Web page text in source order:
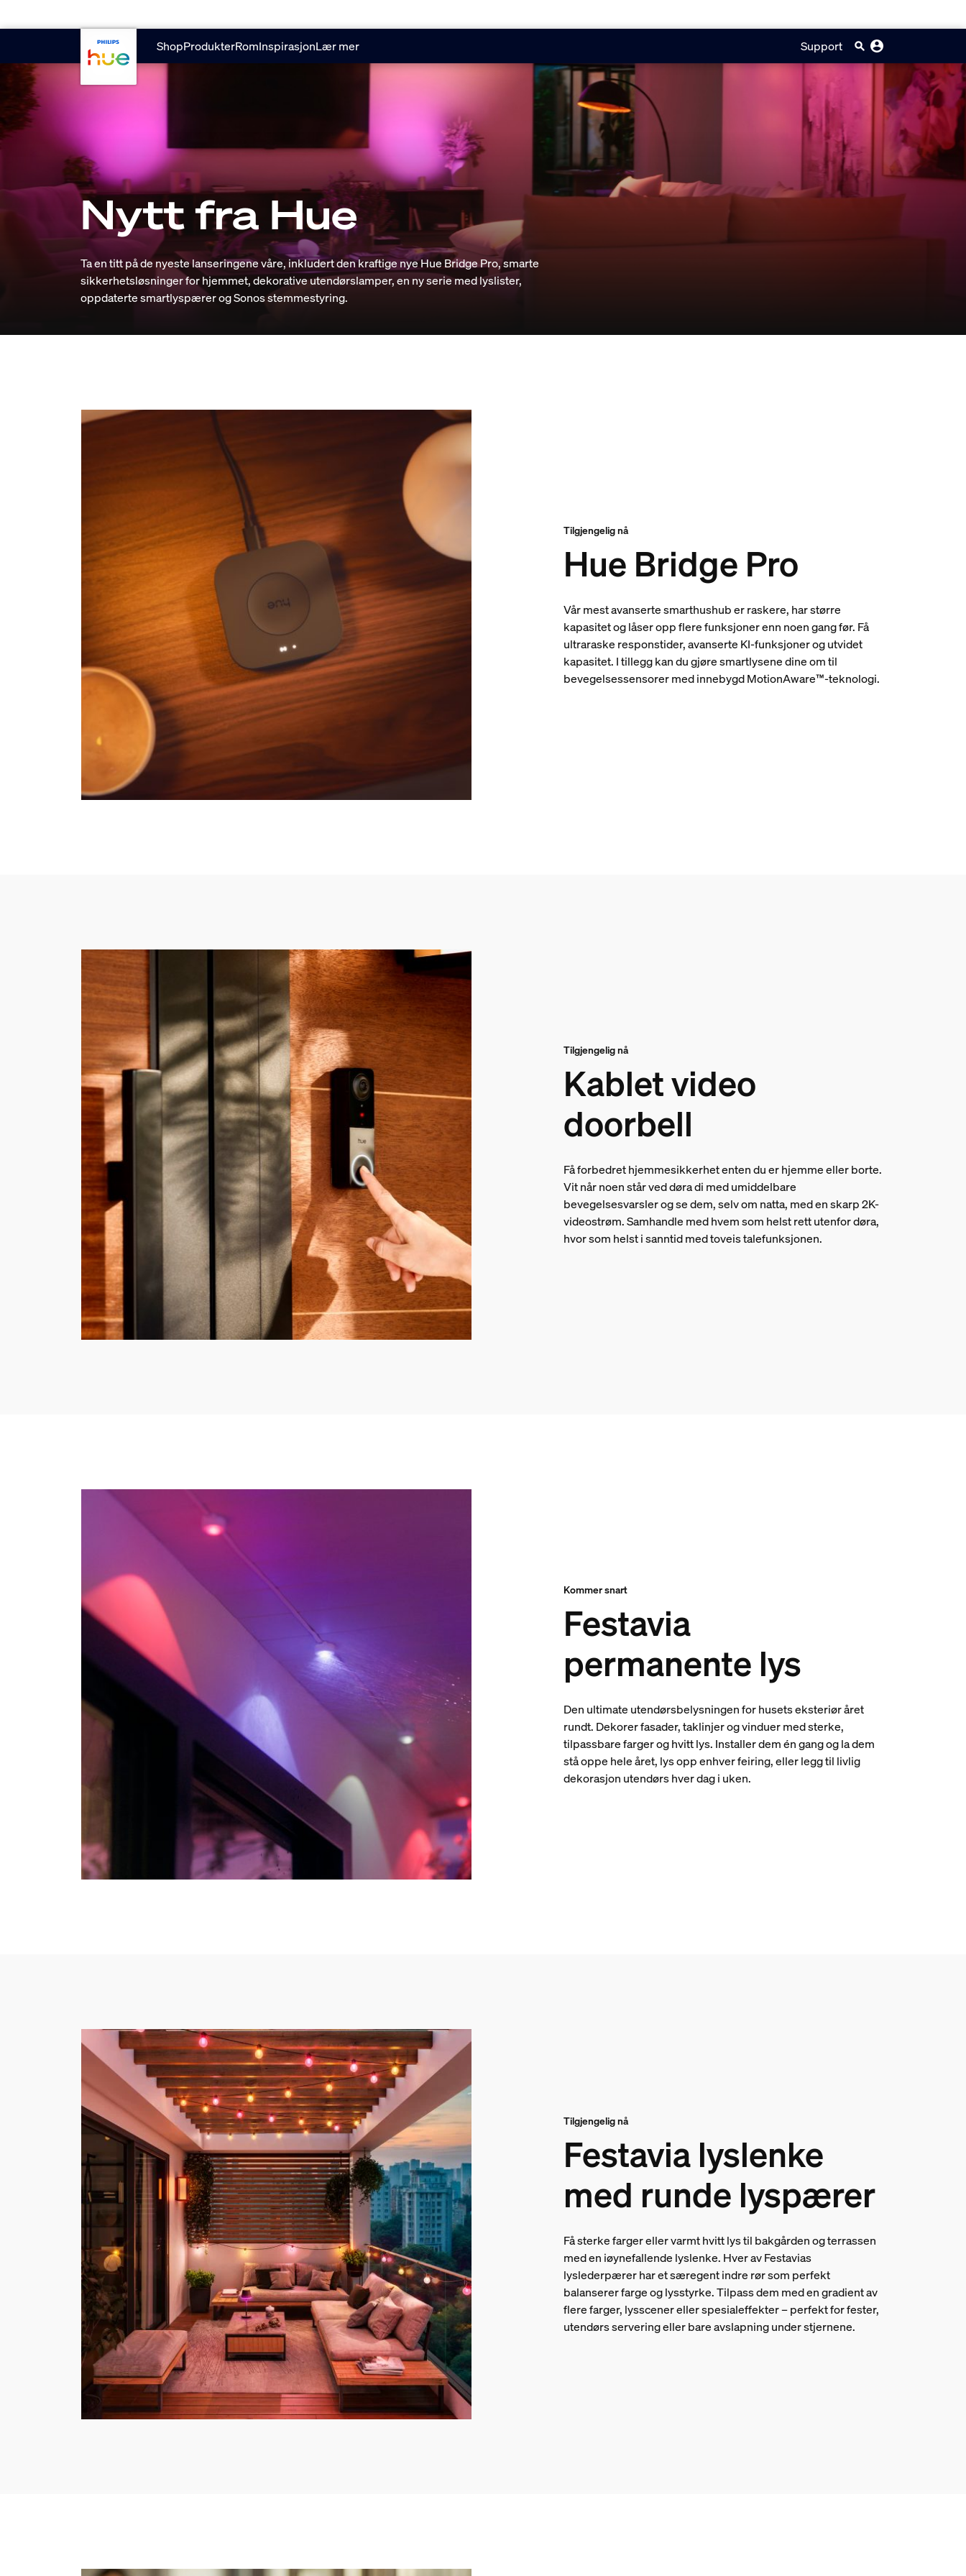
ShopProdukterRomInspirasjonLær mer Support
Nytt fra Hue
Ta en titt på de nyeste lanseringene våre, inkludert den kraftige nye Hue Bridge Pro, smarte
sikkerhetsløsninger for hjemmet, dekorative utendørslamper, en ny serie med lyslister,
oppdaterte smartlyspærer og Sonos stemmestyring.
Tilgjengelig nå
Hue Bridge Pro
Vår mest avanserte smarthushub er raskere, har større
kapasitet og låser opp flere funksjoner enn noen gang før. Få
ultraraske responstider, avanserte KI-funksjoner og utvidet
kapasitet. I tillegg kan du gjøre smartlysene dine om til
bevegelsessensorer med innebygd MotionAware™-teknologi.
Tilgjengelig nå
Kablet video
doorbell
Få forbedret hjemmesikkerhet enten du er hjemme eller borte.
Vit når noen står ved døra di med umiddelbare
bevegelsesvarsler og se dem, selv om natta, med en skarp 2K-
videostrøm. Samhandle med hvem som helst rett utenfor døra,
hvor som helst i sanntid med toveis talefunksjonen.
Kommer snart
Festavia
permanente lys
Den ultimate utendørsbelysningen for husets eksteriør året
rundt. Dekorer fasader, taklinjer og vinduer med sterke,
tilpassbare farger og hvitt lys. Installer dem én gang og la dem
stå oppe hele året, lys opp enhver feiring, eller legg til livlig
dekorasjon utendørs hver dag i uken.
Tilgjengelig nå
Festavia lyslenke
med runde lyspærer
Få sterke farger eller varmt hvitt lys til bakgården og terrassen
med en iøynefallende lyslenke. Hver av Festavias
lyslederpærer har et særegent indre rør som perfekt
balanserer farge og lysstyrke. Tilpass dem med en gradient av
flere farger, lysscener eller spesialeffekter – perfekt for fester,
utendørs servering eller bare avslapning under stjernene.